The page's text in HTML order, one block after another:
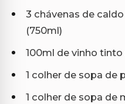
3 chávenas de
(750ml)
100ml de vinho tinto
1 colher de sopa de
1 colher de sopa de